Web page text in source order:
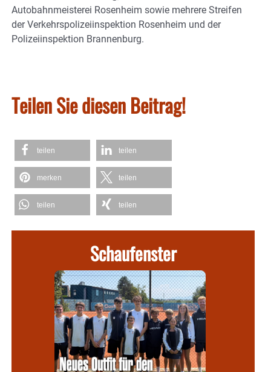
Autobahnmeisterei Rosenheim sowie mehrere Streifen
der Verkehrspolizeiinspektion Rosenheim und der
Polizeiinspektion Brannenburg.
Teilen Sie diesen Beitrag!
teilen teilen
merken teilen
teilen teilen
Schaufenster